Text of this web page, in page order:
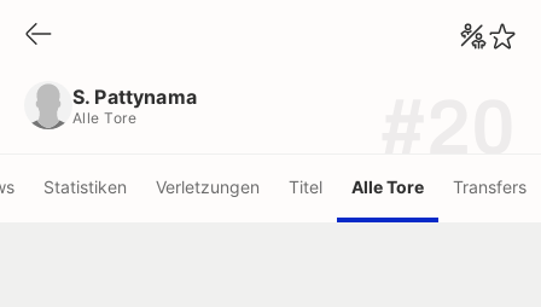
S. Pattynama
Alle Tore
Statistiken Verletzungen Titel Alle Tore Transfers